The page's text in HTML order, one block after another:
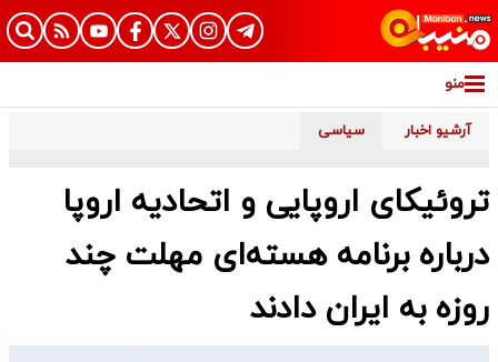
منو
آرشیو اخبار سیاسی
تروئیکای اروپایی و اتحادیه اروپا
درباره برنامه هسته‌ای مهلت چند
روزه‌ به ایران دادند